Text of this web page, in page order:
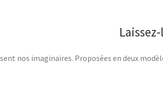
nos imaginaires. Proposées en deux